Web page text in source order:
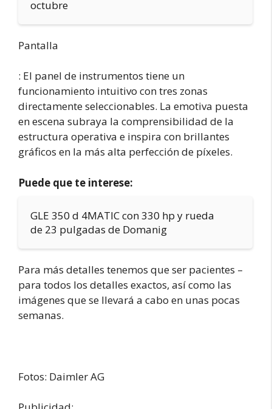
octubre
Pantalla
: El panel de instrumentos tiene un
funcionamiento intuitivo con tres zonas
directamente seleccionables. La emotiva puesta
en escena subraya la comprensibilidad de la
estructura operativa e inspira con brillantes
gráficos en la más alta perfección de píxeles.
Puede que te interese:
GLE 350 d 4MATIC con 330 hp y rueda
de 23 pulgadas de Domanig
Para más detalles tenemos que ser pacientes –
para todos los detalles exactos, así como las
imágenes que se llevará a cabo en unas pocas
semanas.
Fotos: Daimler AG